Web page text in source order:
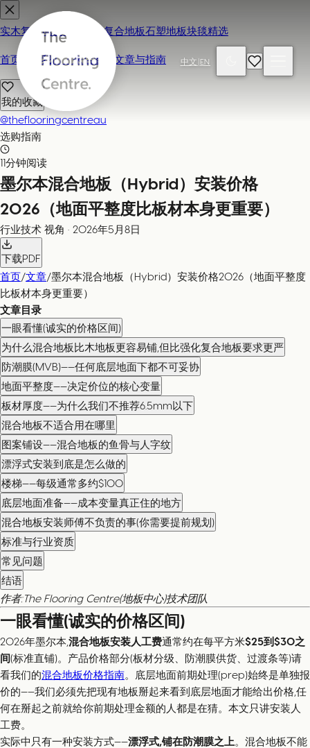
中文 |EN
实木复合地板 强化复合地板石塑地板块毯精选
首页 联系我们 / 来店参观 文章与指南
我的收藏
@theflooringcentreau
选购指南
11分钟阅读
墨尔本混合地板（Hybrid）安装价格
2026（地面平整度比板材本身更重要）
行业技术 视角 · 2026年5月8日
下载PDF
首页/文章/墨尔本混合地板（Hybrid）安装价格2026（地面平整度
比板材本身更重要）
文章目录
一眼看懂(诚实的价格区间)
为什么混合地板比木地板更容易铺,但比强化复合地板要求更严
防潮膜(MVB)——任何底层地面下都不可妥协
地面平整度——决定价位的核心变量
板材厚度——为什么我们不推荐6.5mm以下
混合地板不适合用在哪里
图案铺设——混合地板的鱼骨与人字纹
漂浮式安装到底是怎么做的
楼梯——每级通常多约$100
底层地面准备——成本变量真正住的地方
混合地板安装师傅不负责的事(你需要提前规划)
标准与行业资质
常见问题
结语
作者:The Flooring Centre(地板中心)技术团队
一眼看懂(诚实的价格区间)
2026年墨尔本, 混合地板安装人工费通常约在每平方米$25到$30之
间(标准直铺)。产品价格部分(板材分级、防潮膜供货、过渡条等)请
看我们的混合地板价格指南。底层地面前期处理(prep)始终是单独报
价的——我们必须先把现有地板掰起来看到底层地面才能给出价格,任
何在掰起之前就给你前期处理金额的人都是在猜。本文只讲安装人
工费。
实际中只有一种安装方式——漂浮式,铺在防潮膜之上。混合地板不能